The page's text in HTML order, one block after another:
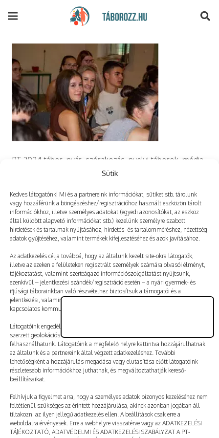
Sütik
Kedves látogatónk! Mi és a partnereink információkat, sütiket stb. tárolunk
vagy hozzáférünk a böngészéshez/regisztrációhoz használt eszközön tárolt
információkhoz, illetve személyes adatokat (egyedi azonosítókat, az eszköz
által küldött alapvető információkat stb.) kezelünk személyre szabott
hirdetések és tartalmak nyújtásához, hirdetés- és tartalomméréshez, nézettségi
adatok gyűjtéséhez, valamint termékek kifejlesztéséhez és azok javításához.
Az adatkezelés célja továbbá, hogy az általunk kezelt site-okra látogatók,
illetve az ezeken a felületeken regisztrált személyek számára olvasói élményt,
tájékoztatást, valamint szerteágazó információszolgáltatást nyújtsunk,
ezenkívül – jelentkezési szándék/regisztráció esetén – a nyári gyermek- és
ifjúsági táborainkban való részvételhez biztosítsuk a támogatói és a
jelentkezési, valamint a számlázási feltételeket és a táborszervezéssel
kapcsolatos kommunikációt.
Látogatóink engedélyével mi és a partnereink eszközleolvasásos módszerrel
szerzett geolokációs adatokat és azonosítási információkat is
felhasználhatunk. Látogatóink a megfelelő helyre kattintva hozzájárulhatnak
az általunk és a partnereink által végzett adatkezeléshez. További
lehetőségként a hozzájárulás megadása vagy elutasítása előtt látogatóink
részletesebb információkhoz juthatnak, és megváltoztathatják kereső-
beállításaikat.
Felhívjuk a figyelmet arra, hogy a személyes adatok bizonyos kezeléséhez nem
feltétlenül szükséges az érintett hozzájárulása, akinek azonban jogában áll
tiltakozni az ilyen jellegű adatkezelés ellen. A beállítások csak erre a
weboldalra érvényesek. Erre a webhelyre visszatérve vagy az ADATKEZELÉSI
TÁJÉKOZTATÓ, ADATVÉDELMI ÉS ADATKEZELÉSI SZABÁLYZAT A PT-
PT 2024 tábor, nyár, szórakozás, nyelvi táborok, média,
film, robotika, angoltábor, fotós tábor, sporttábor,
Vélemény, hozzászólás?
Az e-mail-címet nem tesszük közzé. A kötelező mezőket
*karakterrel jelöltük
A nevem, e-mail-címem, és weboldalcímem mentése
a böngészőben a következő hozzászólásomhoz.